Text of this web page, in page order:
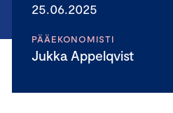
25.06.2025
PÄÄEKONOMISTI
Jukka Appelqvist